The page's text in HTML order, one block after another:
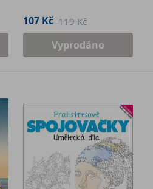
107 Kč 119 Kč
Vyprodáno